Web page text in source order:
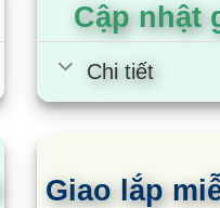
Cập nhật
Chi tiết
Giao lắp